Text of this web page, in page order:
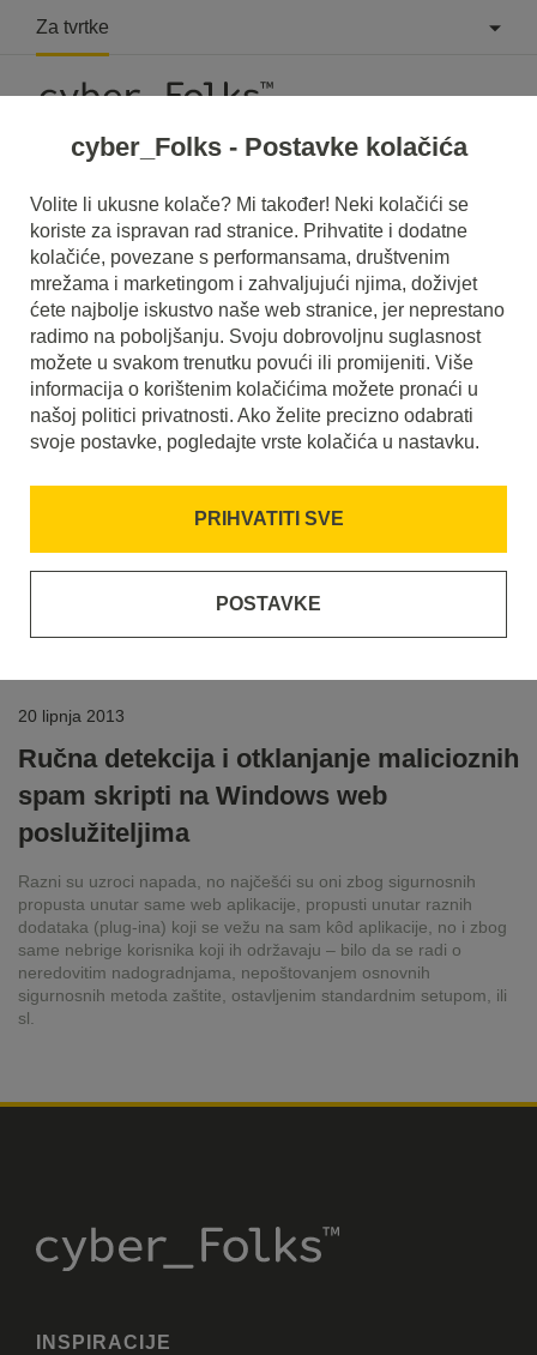
Za tvrtke
#Windows administrator
20 lipnja 2013
Ručna detekcija i otklanjanje malicioznih
spam skripti na Windows web
poslužiteljima
Razni su uzroci napada, no najčešći su oni zbog sigurnosnih
propusta unutar same web aplikacije, propusti unutar raznih
dodataka (plug-ina) koji se vežu na sam kôd aplikacije, no i zbog
same nebrige korisnika koji ih održavaju – bilo da se radi o
neredovitim nadogradnjama, nepoštovanjem osnovnih
sigurnosnih metoda zaštite, ostavljenim standardnim setupom, ili
sl.
INSPIRACIJE
cyber_Folks - Postavke kolačića
Volite li ukusne kolače? Mi također! Neki kolačići se
koriste za ispravan rad stranice. Prihvatite i dodatne
kolačiće, povezane s performansama, društvenim
mrežama i marketingom i zahvaljujući njima, doživjet
ćete najbolje iskustvo naše web stranice, jer neprestano
radimo na poboljšanju. Svoju dobrovoljnu suglasnost
možete u svakom trenutku povući ili promijeniti. Više
informacija o korištenim kolačićima možete pronaći u
našoj politici privatnosti. Ako želite precizno odabrati
svoje postavke, pogledajte vrste kolačića u nastavku.
PRIHVATITI SVE
POSTAVKE